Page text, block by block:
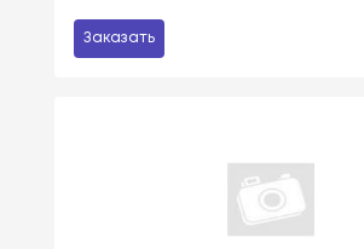
Заказать